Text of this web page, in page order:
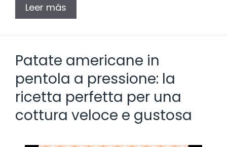
Leer más
Patate americane in
pentola a pressione: la
ricetta perfetta per una
cottura veloce e gustosa